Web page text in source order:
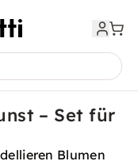
– Set für
Blumen